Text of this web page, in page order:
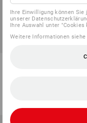
Ihre Einwilligung können
unserer
Ihre Auswahl unter
Weitere Informationen siehe